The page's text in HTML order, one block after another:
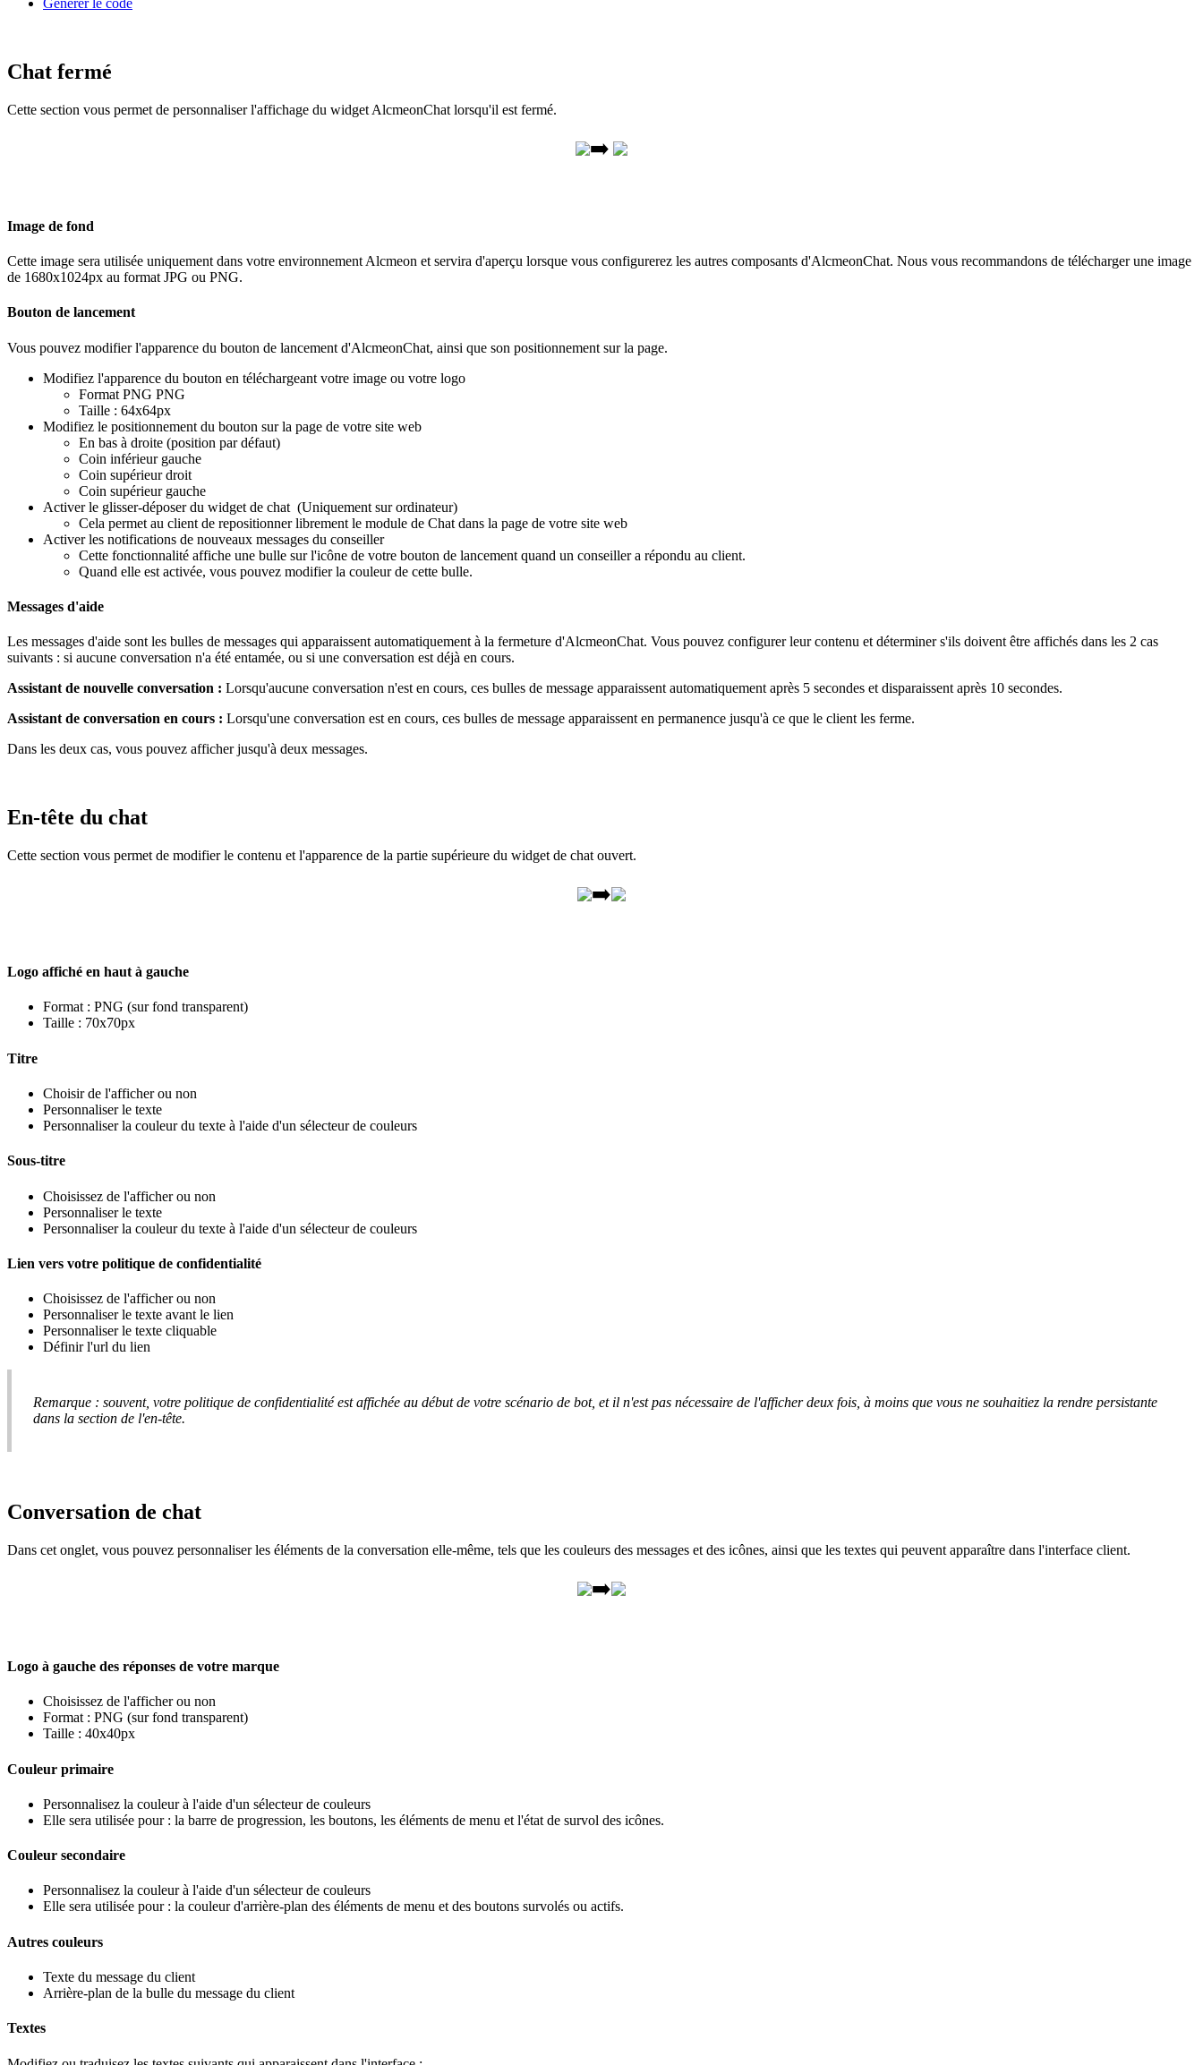
Chat fermé
Cette section vous permet de personnaliser l'affichage du widget AlcmeonChat lorsqu'il est fermé.
➡
Image de fond
Cette image sera utilisée uniquement dans votre environnement Alcmeon et servira d'aperçu lorsque vous configurerez les autres composants d'AlcmeonChat. Nous vous recommandons de télécharger une image
de 1680x1024px au format JPG ou PNG.
Bouton de lancement
Vous pouvez modifier l'apparence du bouton de lancement d'AlcmeonChat, ainsi que son positionnement sur la page.
Modifiez l'apparence du bouton en téléchargeant votre image ou votre logo
Format PNG PNG
Taille : 64x64px
Modifiez le positionnement du bouton sur la page de votre site web
En bas à droite (position par défaut)
Coin inférieur gauche
Coin supérieur droit
Coin supérieur gauche
Activer le glisser-déposer du widget de chat (Uniquement sur ordinateur)
Cela permet au client de repositionner librement le module de Chat dans la page de votre site web
Activer les notifications de nouveaux messages du conseiller
Cette fonctionnalité affiche une bulle sur l'icône de votre bouton de lancement quand un conseiller a répondu au client.
Quand elle est activée, vous pouvez modifier la couleur de cette bulle.
Messages d'aide
Les messages d'aide sont les bulles de messages qui apparaissent automatiquement à la fermeture d'AlcmeonChat. Vous pouvez configurer leur contenu et déterminer s'ils doivent être affichés dans les 2 cas
suivants : si aucune conversation n'a été entamée, ou si une conversation est déjà en cours.
Assistant de nouvelle conversation : Lorsqu'aucune conversation n'est en cours, ces bulles de message apparaissent automatiquement après 5 secondes et disparaissent après 10 secondes.
Assistant de conversation en cours : Lorsqu'une conversation est en cours, ces bulles de message apparaissent en permanence jusqu'à ce que le client les ferme.
Dans les deux cas, vous pouvez afficher jusqu'à deux messages.
En-tête du chat
Cette section vous permet de modifier le contenu et l'apparence de la partie supérieure du widget de chat ouvert.
➡
Logo affiché en haut à gauche
Format : PNG (sur fond transparent)
Taille : 70x70px
Titre
Choisir de l'afficher ou non
Personnaliser le texte
Personnaliser la couleur du texte à l'aide d'un sélecteur de couleurs
Sous-titre
Choisissez de l'afficher ou non
Personnaliser le texte
Personnaliser la couleur du texte à l'aide d'un sélecteur de couleurs
Lien vers votre politique de confidentialité
Choisissez de l'afficher ou non
Personnaliser le texte avant le lien
Personnaliser le texte cliquable
Définir l'url du lien
Remarque : souvent, votre politique de confidentialité est affichée au début de votre scénario de bot, et il n'est pas nécessaire de l'afficher deux fois à moins que vous ne souhaitiez la rendre persistante
dans la section de l'en-tête.
Conversation de chat
Dans cet onglet, vous pouvez personnaliser les éléments de la conversation elle-même, tels que les couleurs des messages et des icônes, ainsi que les textes qui peuvent apparaître dans l'interface client.
➡
Logo à gauche des réponses de votre marque
Choisissez de l'afficher ou non
Format : PNG (sur fond transparent)
Taille : 40x40px
Couleur primaire
Personnalisez la couleur à l'aide d'un sélecteur de couleurs
Elle sera utilisée pour : la barre de progression, les boutons, les éléments de menu et l'état de survol des icônes.
Couleur secondaire
Personnalisez la couleur à l'aide d'un sélecteur de couleurs
Elle sera utilisée pour : la couleur d'arrière-plan des éléments de menu et des boutons survolés ou actifs.
Autres couleurs
Texte du message du client
Arrière-plan de la bulle du message du client
Textes